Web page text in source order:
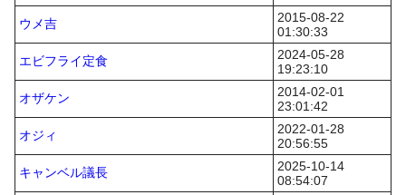
ウメ吉
2015-08-22
01:30:33
エビフライ定食
2024-05-28
19:23:10
オザケン
2014-02-01
23:01:42
オジィ
2022-01-28
20:56:55
キャンベル議長
2025-10-14
08:54:07